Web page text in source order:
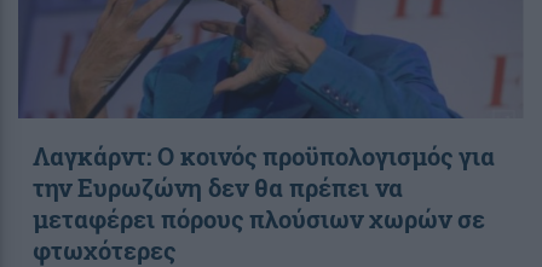
Λαγκάρντ: Ο κοινός προϋπολογισμός για
την Ευρωζώνη δεν θα πρέπει να
μεταφέρει πόρους πλούσιων χωρών σε
φτωχότερες